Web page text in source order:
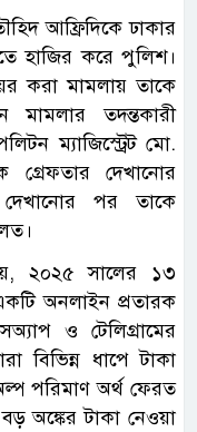
আফ্রিদিকে ঢাকার
হাজির করে পুলিশ।
করা মামলায় তাকে
মামলার তদন্তকারী
ম্যাজিস্ট্রেট মো.
গ্রেফতার দেখানোর
পর তাকে
২০২৫ সালের ১৩
অনলাইন প্রতারক
ও টেলিগ্রামের
বিভিন্ন ধাপে টাকা
পরিমাণ অর্থ ফেরত
অঙ্কের টাকা নেওয়া